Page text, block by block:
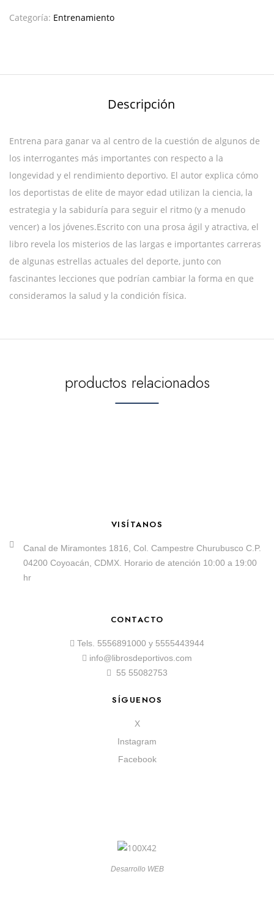
Categoría: Entrenamiento
Descripción
Entrena para ganar va al centro de la cuestión de algunos de
los interrogantes más importantes con respecto a la
longevidad y el rendimiento deportivo. El autor explica cómo
los deportistas de elite de mayor edad utilizan la ciencia, la
estrategia y la sabiduría para seguir el ritmo (y a menudo
vencer) a los jóvenes.Escrito con una prosa ágil y atractiva, el
libro revela los misterios de las largas e importantes carreras
de algunas estrellas actuales del deporte, junto con
fascinantes lecciones que podrían cambiar la forma en que
consideramos la salud y la condición física.
productos relacionados
VISÍTANOS
Canal de Miramontes 1816, Col. Campestre Churubusco C.P.
04200 Coyoacán, CDMX. Horario de atención 10:00 a 19:00
hr
CONTACTO
Tels. 5556891000 y 5555443944
info@librosdeportivos.com
55 55082753
SÍGUENOS
X
Instagram
Facebook
Desarrollo WEB